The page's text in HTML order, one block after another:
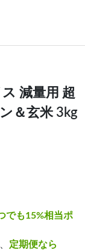
減量用 超
＆玄米 3kg
でも15%相当ポ
定期便なら